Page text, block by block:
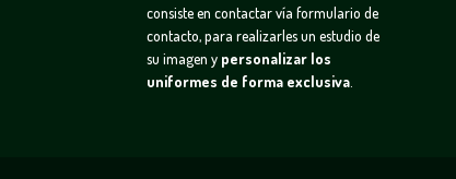
consiste en contactar víaformulario de
contacto, para realizarles un estudio de
su imagen y personalizar los
uniformes de forma exclusiva